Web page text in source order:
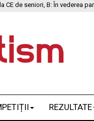
CE de seniori, B: În vederea
REZULTATE